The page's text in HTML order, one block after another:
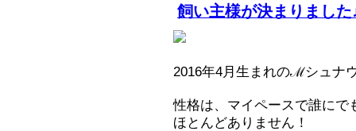
飼い主様が決まりました
2016年4月生まれのℳシュナ
性格は、マイペースで誰にで
ほとんどありません！